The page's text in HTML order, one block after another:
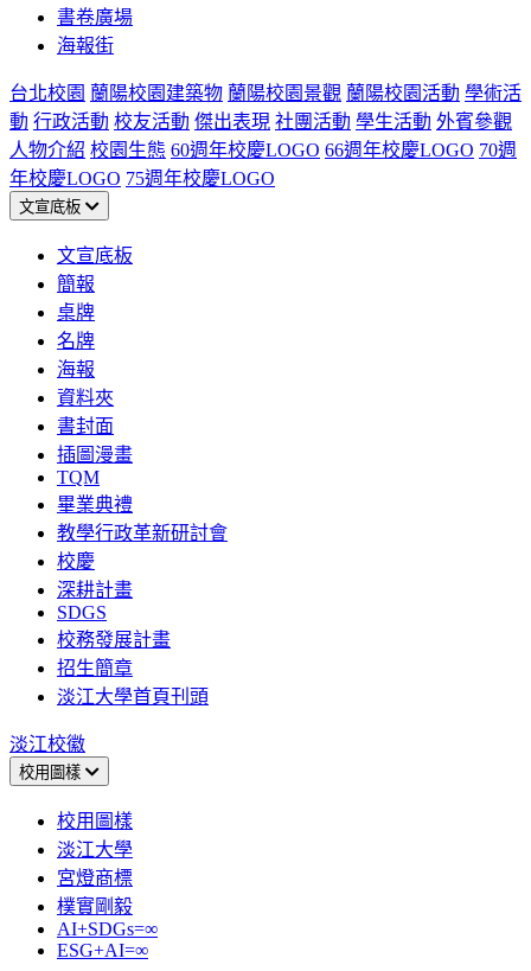
書卷廣場
海報街
台北校園 蘭陽校園建築物 蘭陽校園景觀 蘭陽校園活動 學術活
動 行政活動 校友活動 傑出表現 社團活動 學生活動 外賓參觀
人物介紹 校園生態 60週年校慶LOGO 66週年校慶LOGO 70週
年校慶LOGO 75週年校慶LOGO
文宣底板
文宣底板
簡報
桌牌
名牌
海報
資料夾
書封面
插圖漫畫
TQM
畢業典禮
教學行政革新研討會
校慶
深耕計畫
SDGS
校務發展計畫
招生簡章
淡江大學首頁刊頭
淡江校徽
校用圖樣
校用圖樣
淡江大學
宮燈商標
樸實剛毅
AI+SDGs=∞
ESG+AI=∞